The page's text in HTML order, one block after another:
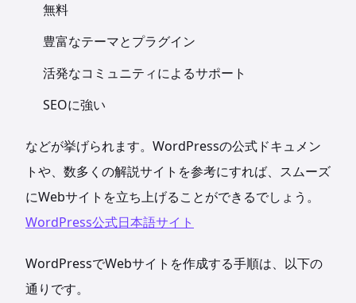
無料
豊富なテーマとプラグイン
活発なコミュニティによるサポート
SEOに強い
などが挙げられます。WordPressの公式ドキュメン
トや、数多くの解説サイトを参考にすれば、スムーズ
にWebサイトを立ち上げることができるでしょう。
WordPress公式日本語サイト
WordPressでWebサイトを作成する手順は、以下の
通りです。